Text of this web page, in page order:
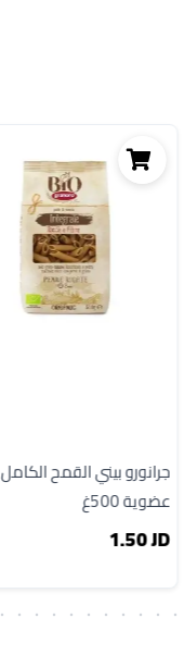
جرانورو بيني القمح الكامل
عضوية 500غ
1.50 JD